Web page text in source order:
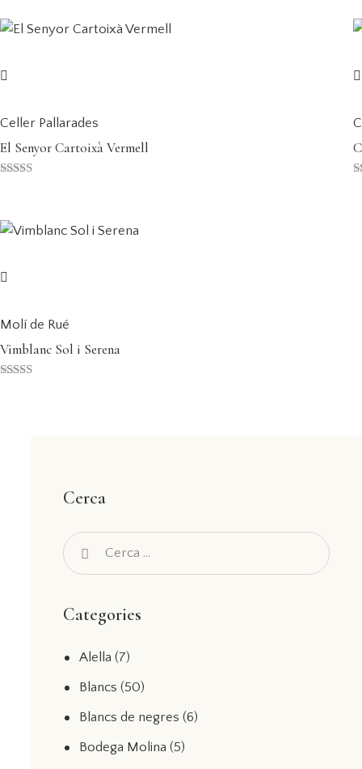
Celler Pallarades
El Senyor Cartoixà Vermell
Molí de Rué
Vimblanc Sol i Serena
Cerca
Categories
Alella (7)
Blancs (50)
Blancs de negres (6)
Bodega Molina (5)